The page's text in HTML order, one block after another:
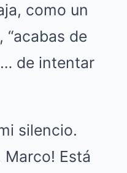
como un
de
de intentar
silencio.
Marco! Está